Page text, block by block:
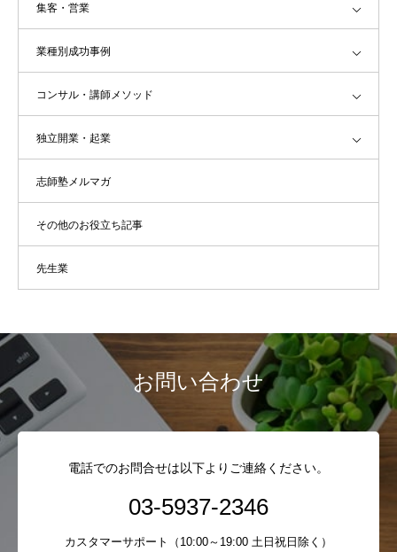
集客・営業
業種別成功事例
コンサル・講師メソッド
独立開業・起業
志師塾メルマガ
その他のお役立ち記事
先生業
お問い合わせ
電話でのお問合せは以下よりご連絡ください。
03-5937-2346
カスタマーサポート（10:00～19:00 土日祝日除く）